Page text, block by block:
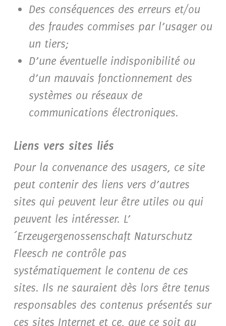
Des conséquences des erreurs et/ou
des fraudes commises par l’usager ou
un tiers;
D’une éventuelle indisponibilité ou
d’un mauvais fonctionnement des
systèmes ou réseaux de
communications électroniques.
Liens vers sites liés
Pour la convenance des usagers, ce site
peut contenir des liens vers d’autres
sites qui peuvent leur être utiles ou qui
peuvent les intéresser. L’
´Erzeugergenossenschaft Naturschutz
Fleesch ne contrôle pas
systématiquement le contenu de ces
sites. Ils ne sauraient dès lors être tenus
responsables des contenus présentés sur
ces sites Internet et ce, que ce soit au